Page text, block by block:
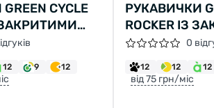
CYCLE
ЗАКРИТИМИ
ЧОРНО-СИНІ
12 9 12
РУКАВИЧКИ
ROCKER ІЗ
ПАЛЬЦЯМИ S
КАМУФЛЯЖ
0
12 12 12
від 75 грн/міс